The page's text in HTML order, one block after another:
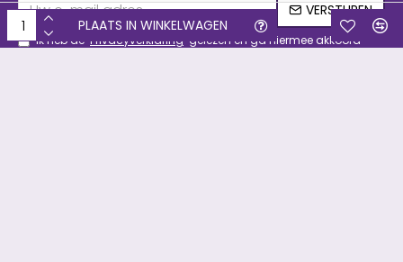
PLAATS IN WINKELWAGEN
VERSTUREN
Ik heb de Privacyverklaring gelezen en ga hiermee akkoord